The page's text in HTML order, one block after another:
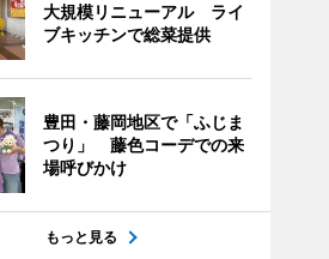
大規模リニューアル ライ
ブキッチンで総菜提供
豊田・藤岡地区で「ふじま
つり」 藤色コーデでの来
場呼びかけ
もっと見る